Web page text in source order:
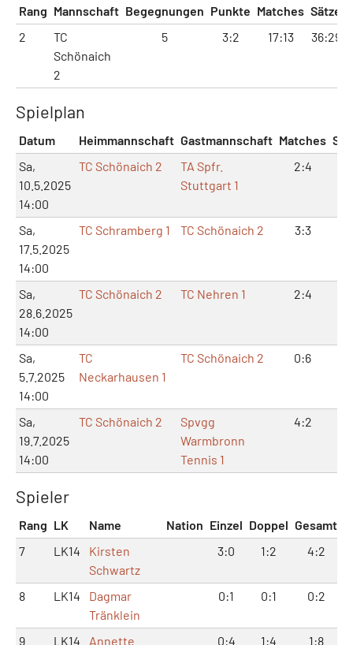
Rang Mannschaft Begegnungen Punkte Matches Sätze
2
TC
Schönaich
2
5 3:2 17:13 36:29
Spielplan
Datum Heimmannschaft Gastmannschaft Matches
Sa,
10.5.2025
14:00
TC Schönaich 2
TA Spfr.
Stuttgart 1
2:4
Sa,
17.5.2025
14:00
TC Schramberg 1 TC Schönaich 2 3:3
Sa,
28.6.2025
14:00
TC Schönaich 2 TC Nehren 1 2:4
Sa,
5.7.2025
14:00
TC
Neckarhausen 1
TC Schönaich 2 0:6
Sa,
19.7.2025
14:00
TC Schönaich 2
Spvgg
Warmbronn
Tennis 1
4:2
Spieler
Rang LK Name Nation Einzel Doppel Gesamt
7
LK14
Kirsten
Schwartz
3:0 1:2 4:2
8 LK14
Dagmar
Tränklein
0:1 0:1 0:2
9 LK14
Annette
0:4 1:4 1:8